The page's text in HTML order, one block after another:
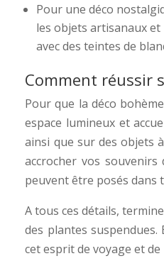
Pour une déco
les objets artisanaux et
avec des teintes de
Comment réussir
Pour que la déco
espace lumineux et
ainsi que sur des objets
accrocher vos
peuvent être posés dans
A tous ces détails,
des plantes
cet esprit de voyage et